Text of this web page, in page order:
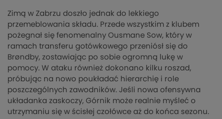
Zimą w Zabrzu doszło jednak do lekkiego
przemeblowania składu. Przede wszystkim z klubem
pożegnał się fenomenalny Ousmane Sow, który w
ramach transferu gotówkowego przeniósł się do
Brøndby, zostawiając po sobie ogromną lukę w
pomocy. W ataku również dokonano kilku roszad,
próbując na nowo poukładać hierarchię i role
poszczególnych zawodników. Jeśli nowa ofensywna
układanka zaskoczy, Górnik może realnie myśleć o
utrzymaniu się w ścisłej czołówce aż do końca sezonu.